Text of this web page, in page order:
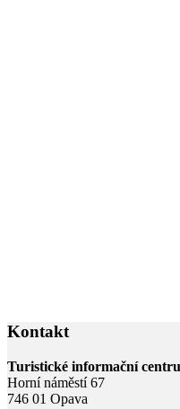
Kontakt
Turistické informační
Horní náměstí 67
746 01 Opava